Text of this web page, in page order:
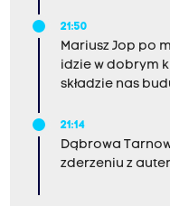
21:50
Mariusz Jop po
idzie w dobrym
składzie nas
21:14
Dąbrowa
zderzeniu z